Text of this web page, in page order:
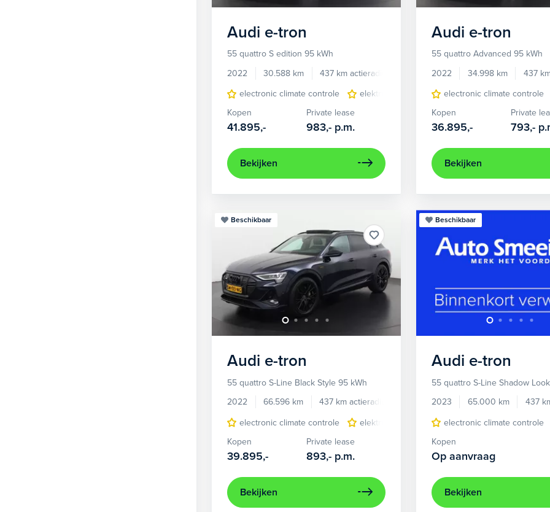
Audi e-tron
55 quattro S edition 95 kWh
2022
30.588 km 437 km actieradius
Elektrisch
electronic climate controle
elektrisch glazen panorama-dak lederen/stof
Kopen
41.895,-
Private lease
983,- p.m.
Bekijken
Audi e-tron
55 quattro Advanced 95 kWh
2022
34.998 km 437
electronic climate controle
Kopen
36.895,-
Private
793,-
Bekijken
Beschikbaar
Audi e-tron
55 quattro S-Line Black Style 95 kWh
2022
66.596 km 437 km actieradius
Elektrisch
electronic climate controle
elektrisch glazen panorama-dak lichtmetalen
Kopen
39.895,-
Private lease
893,- p.m.
Bekijken
Beschikbaar
Audi e-tron
55 quattro S-Line Shadow
2023
65.000 km 437
electronic climate controle
Kopen
Op aanvraag
Bekijken